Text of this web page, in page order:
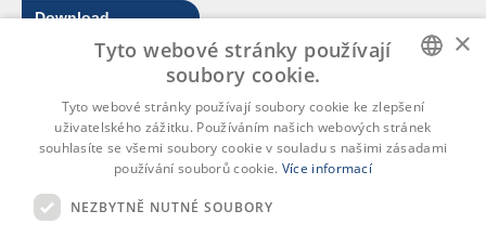
Download
Catalogues
Logo
Rubena, s.r.o.
CZECH
×
Tyto webové stránky používají
soubory cookie.
Tyto webové stránky používají soubory cookie ke zlepšení
uživatelského zážitku. Používáním našich webových stránek
souhlasíte se všemi soubory cookie v souladu s našimi zásadami
používání souborů cookie. Více informací
NEZBYTNĚ NUTNÉ SOUBORY